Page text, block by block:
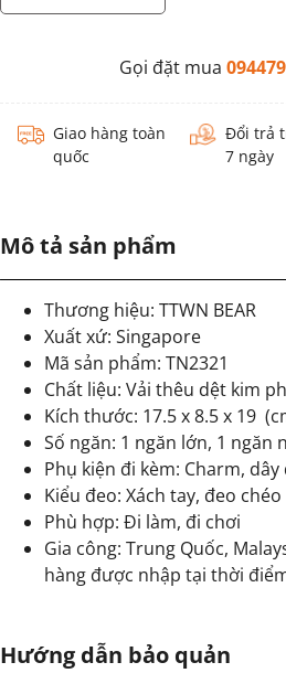
Gọi đặt mua
Giao hàng toàn
quốc
Đổi trả
7 ngày
Mô tả sản phẩm
Thương hiệu: TTWN BEAR
Xuất xứ: Singapore
Mã sản phẩm: TN2321
Chất liệu: Vải thêu dệt kim
Kích thước: 17.5 x 8.5 x 19
Số ngăn: 1 ngăn lớn, 1 ngăn
Phụ kiện đi kèm: Charm, dây
Kiểu đeo: Xách tay, đeo chéo
Phù hợp: Đi làm, đi chơi
Gia công: Trung Quốc,
hàng được nhập tại thời
Hướng dẫn bảo quản